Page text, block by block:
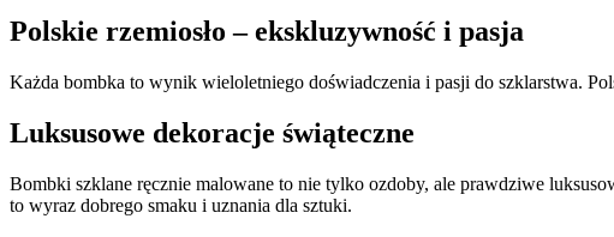
Polskie rzemiosło – ekskluzywność i pasja
Każda bombka to wynik wieloletniego doświadczenia i pasji do szklarstwa.
Luksusowe dekoracje świąteczne
Bombki szklane ręcznie malowane to nie tylko ozdoby, ale prawdziwe
to wyraz dobrego smaku i uznania dla sztuki.